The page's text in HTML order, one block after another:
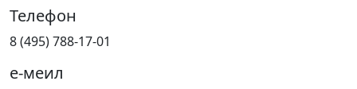
Телефон
8 (495) 788-17-01
е-меил